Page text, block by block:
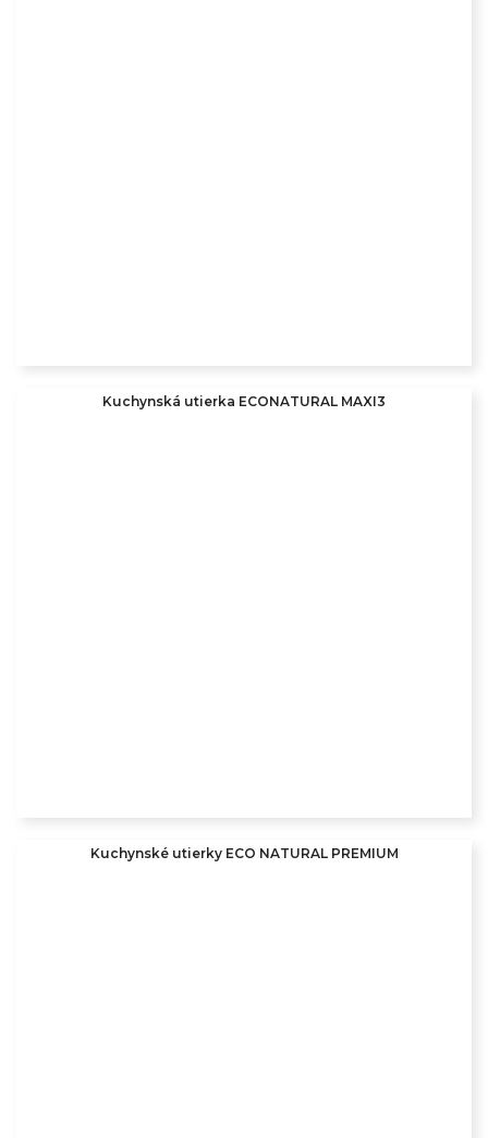
Kuchynská utierka ECONATURAL MAXI3
Kuchynské utierky ECO NATURAL PREMIUM